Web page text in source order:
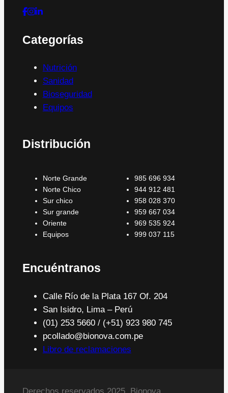
Categorías
Nutrición
Sanidad
Bioseguridad
Equipos
Distribución
Norte Grande
Norte Chico
Sur chico
Sur grande
Oriente
Equipos
985 696 934
944 912 481
958 028 370
959 667 034
969 535 924
999 037 115
Encuéntranos
Calle Río de la Plata 167 Of. 204
San Isidro, Lima – Perú
(01) 253 5660 / (+51) 923 980 745
pcollado@bionova.com.pe
Libro de reclamaciones
Derechos reservados 2025, Bionova